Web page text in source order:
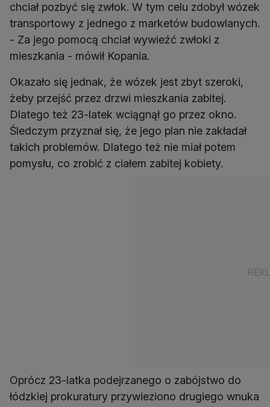
chciał pozbyć się zwłok. W tym celu zdobył wózek
transportowy z jednego z marketów budowlanych.
- Za jego pomocą chciał wywieźć zwłoki z
mieszkania - mówił Kopania.
Okazało się jednak, że wózek jest zbyt szeroki,
żeby przejść przez drzwi mieszkania zabitej.
Dlatego też 23-latek wciągnął go przez okno.
Śledczym przyznał się, że jego plan nie zakładał
takich problemów. Dlatego też nie miał potem
pomysłu, co zrobić z ciałem zabitej kobiety.
Oprócz 23-latka podejrzanego o zabójstwo do
łódzkiej prokuratury przywieziono drugiego wnuka